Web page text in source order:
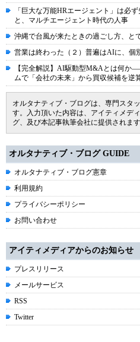
「巨大な万能HRエージェント」は必
と、マルチエージェント時代の人事
沖縄で台風が来たときの過ごし方、と
営業は終わった（２）普遍はAIに、個
【完全解説】AI駆動型M&Aとは何か
ムで「会社の未来」から買収候補を逆
オルタナティブ・ブログは、専門スタ
す。入力頂いた内容は、アイティメデ
グ、及び本記事執筆会社に提供されます
オルタナティブ・ブログ GUIDE
オルタナティブ・ブログ憲章
利用規約
プライバシーポリシー
お問い合わせ
アイティメディアからのお知らせ
プレスリリース
メールサービス
RSS
Twitter